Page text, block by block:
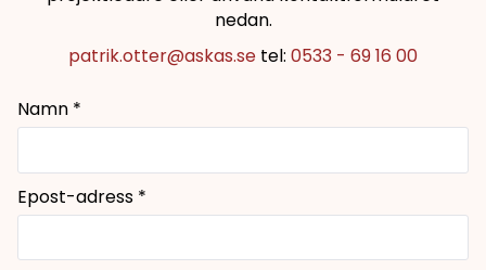
nedan.
patrik.otter@askas.se tel: 0533 - 69 16 00
Namn *
Epost-adress *